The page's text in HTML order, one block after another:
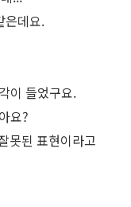
은데요.
이 들었구요.
요?
못된 표현이라고